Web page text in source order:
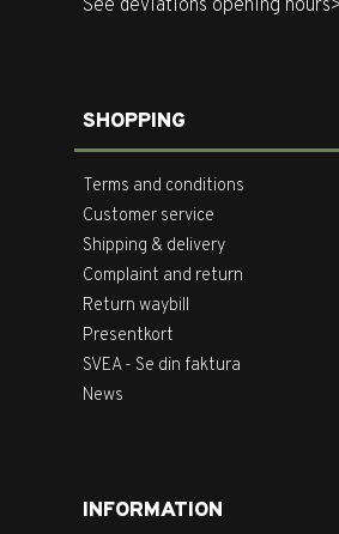
See deviations opening
SHOPPING
Terms and conditions
Customer service
Shipping & delivery
Complaint and return
Return waybill
Presentkort
SVEA - Se din faktura
News
INFORMATION